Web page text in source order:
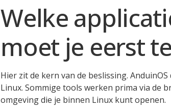
Welke
moet je eerst
Hier zit de kern van de beslissing.
Linux. Sommige tools werken prima via de
omgeving die je binnen Linux kunt openen.